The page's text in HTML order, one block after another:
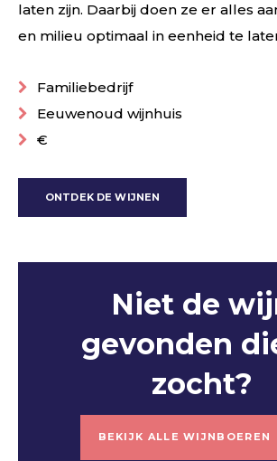
laten zijn. Daarbij doen ze er alles
en milieu optimaal in eenheid te
Familiebedrijf
Eeuwenoud wijnhuis
€
ONTDEK DE WIJNEN
Niet de
gevonden
zocht?
BEKIJK ALLE WIJNBOEREN